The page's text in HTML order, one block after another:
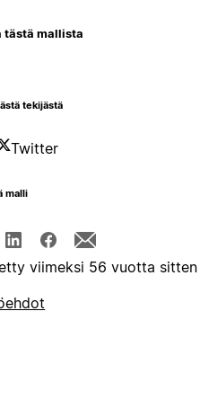
tästä mallista
tekijästä
Twitter
malli
viimeksi 56 vuotta sitten